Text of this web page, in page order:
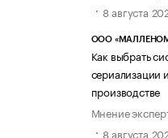
8 августа
ООО
Как выбрать
сериализации
производстве
Мнение
8 августа